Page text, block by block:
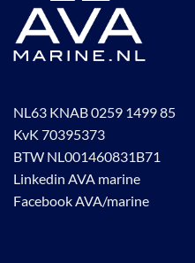
NL63 KNAB 0259 1499 85
KvK 70395373
BTW NL001460831B71
Linkedin AVA marine
Facebook AVA/marine